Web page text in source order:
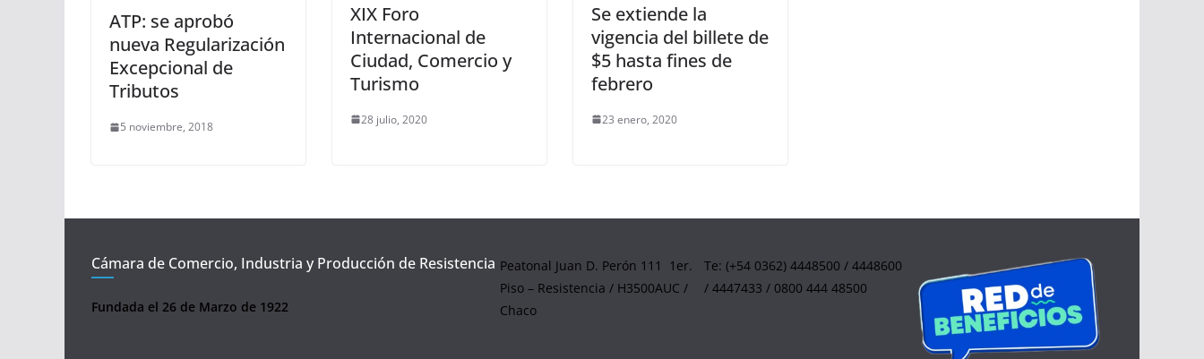
ATP: se aprobó
nueva Regularización
Excepcional de
Tributos
5 noviembre, 2018
XIX Foro
Internacional de
Ciudad, Comercio y
Turismo
28 julio, 2020
Se extiende la
vigencia del billete de
$5 hasta fines de
febrero
23 enero, 2020
Cámara de Comercio, Industria y Producción de Resistencia
Fundada el 26 de Marzo de 1922
Peatonal Juan D. Perón 111 1er.
Piso – Resistencia / H3500AUC /
Chaco
Te: (+54 0362) 4448500 / 4448600
/ 4447433 / 0800 444 48500